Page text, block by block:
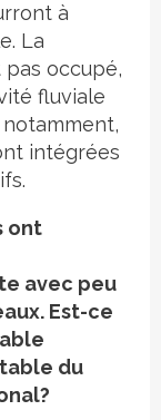
à
La
pas occupé,
fluviale
intégrées
ont
avec peu
Est-ce
du